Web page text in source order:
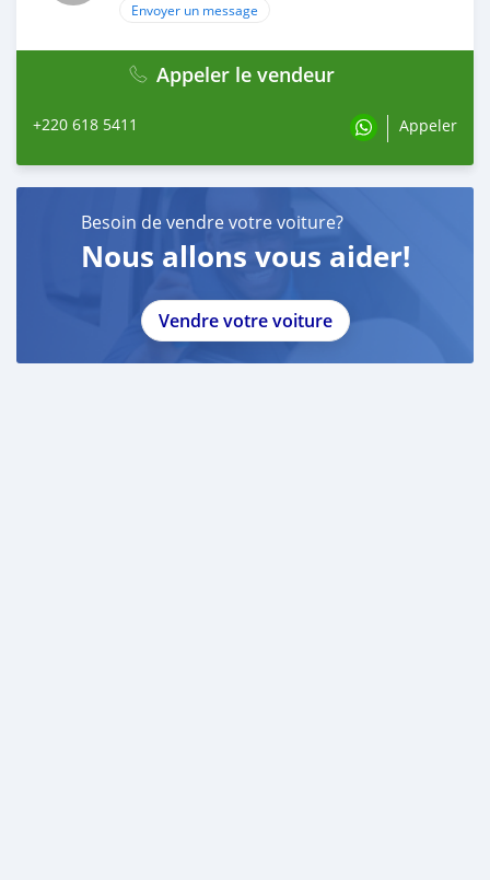
Envoyer un message
Appeler le vendeur
+220 618 5411 Appeler
Besoin de vendre votre voiture?
Nous allons vous aider!
Vendre votre voiture